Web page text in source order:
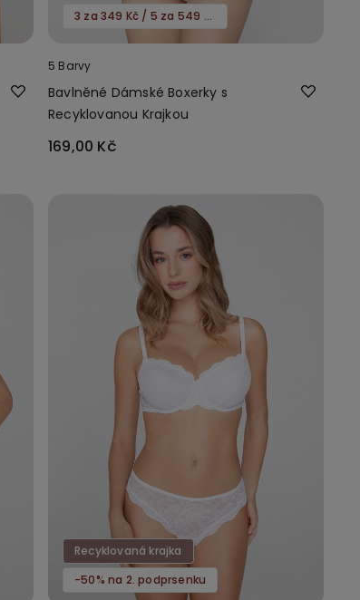
3 za 349 Kč / 5 za 549 Kč
5 Barvy
Bavlněné Dámské Boxerky s
Recyklovanou Krajkou
169,00 Kč
Recyklovaná krajka
-50% na 2. podprsenku